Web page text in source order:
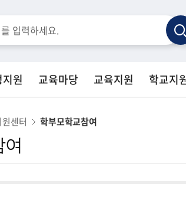
원 교육마당 교육지원 학교지
센터 학부모학교참여
여